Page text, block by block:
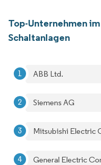
Top-Unternehmen
Schaltanlagen
ABB Ltd.
Siemens AG
Mitsubishi Electric
General Electric